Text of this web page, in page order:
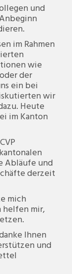
und
im Rahmen
wie
der
ein bei
wir
Heute
im Kanton
Abläufe und
derzeit
mich
helfen mir,
Ihnen
und